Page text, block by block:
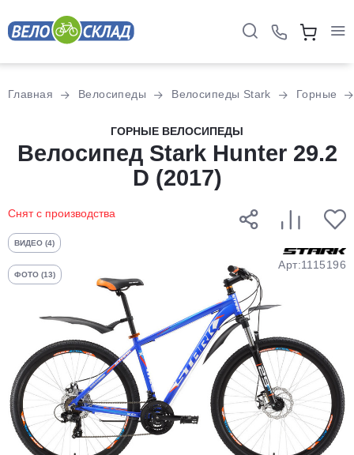
Главная Велосипеды Велосипеды Stark Горные
ГОРНЫЕ ВЕЛОСИПЕДЫ
Велосипед Stark Hunter 29.2
D (2017)
Снят с производства
ВИДЕО (4)
ФОТО (13)
Арт:1115196
Разбейте
оплатуна части
без переплат
График платежей
Добавляйте товары
в корзину
Оплачивайте сегодня только